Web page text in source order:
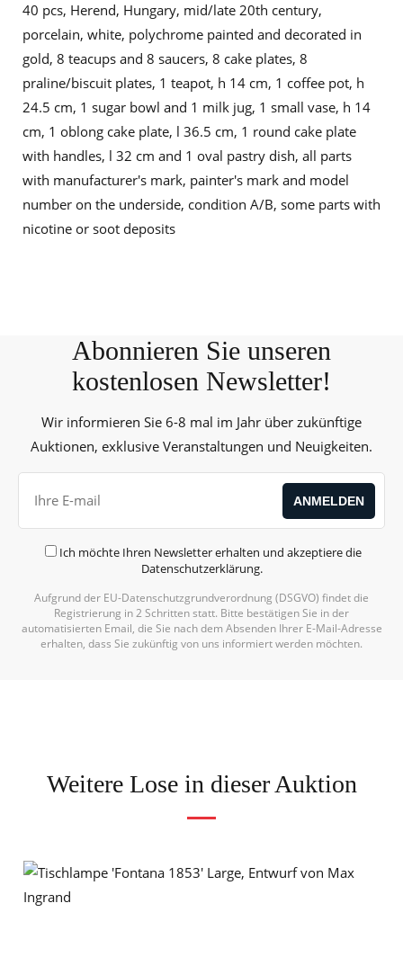
40 pcs, Herend, Hungary, mid/late 20th century,
porcelain, white, polychrome painted and decorated in
gold, 8 teacups and 8 saucers, 8 cake plates, 8
praline/biscuit plates, 1 teapot, h 14 cm, 1 coffee pot, h
24.5 cm, 1 sugar bowl and 1 milk jug, 1 small vase, h 14
cm, 1 oblong cake plate, l 36.5 cm, 1 round cake plate
with handles, l 32 cm and 1 oval pastry dish, all parts
with manufacturer's mark, painter's mark and model
number on the underside, condition A/B, some parts with
nicotine or soot deposits
Abonnieren Sie unseren
kostenlosen Newsletter!
Wir informieren Sie 6-8 mal im Jahr über zukünftige
Auktionen, exklusive Veranstaltungen und Neuigkeiten.
Ich möchte Ihren Newsletter erhalten und akzeptiere die
Datenschutzerklärung.
Alternative:
Aufgrund der EU-Datenschutzgrundverordnung (DSGVO) findet die
Registrierung in 2 Schritten statt. Bitte bestätigen Sie in der
automatisierten Email, die Sie nach dem Absenden Ihrer E-Mail-Adresse
erhalten, dass Sie zukünftig von uns informiert werden möchten.
Weitere Lose in dieser Auktion